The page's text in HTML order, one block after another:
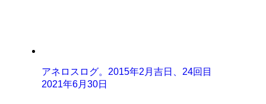
アネロスログ。2015年2月吉日、24回目
2021年6月30日